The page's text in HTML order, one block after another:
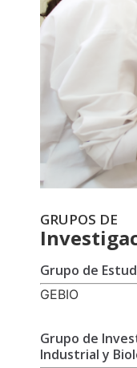
GRUPOS DE
Grupo de
GEBIO
Grupo de
Industrial y